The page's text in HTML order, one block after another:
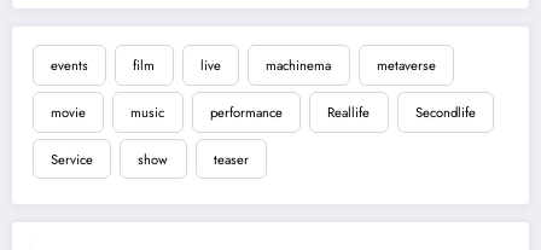
events film live machinema metaverse
movie music performance Reallife Secondlife
Service show teaser